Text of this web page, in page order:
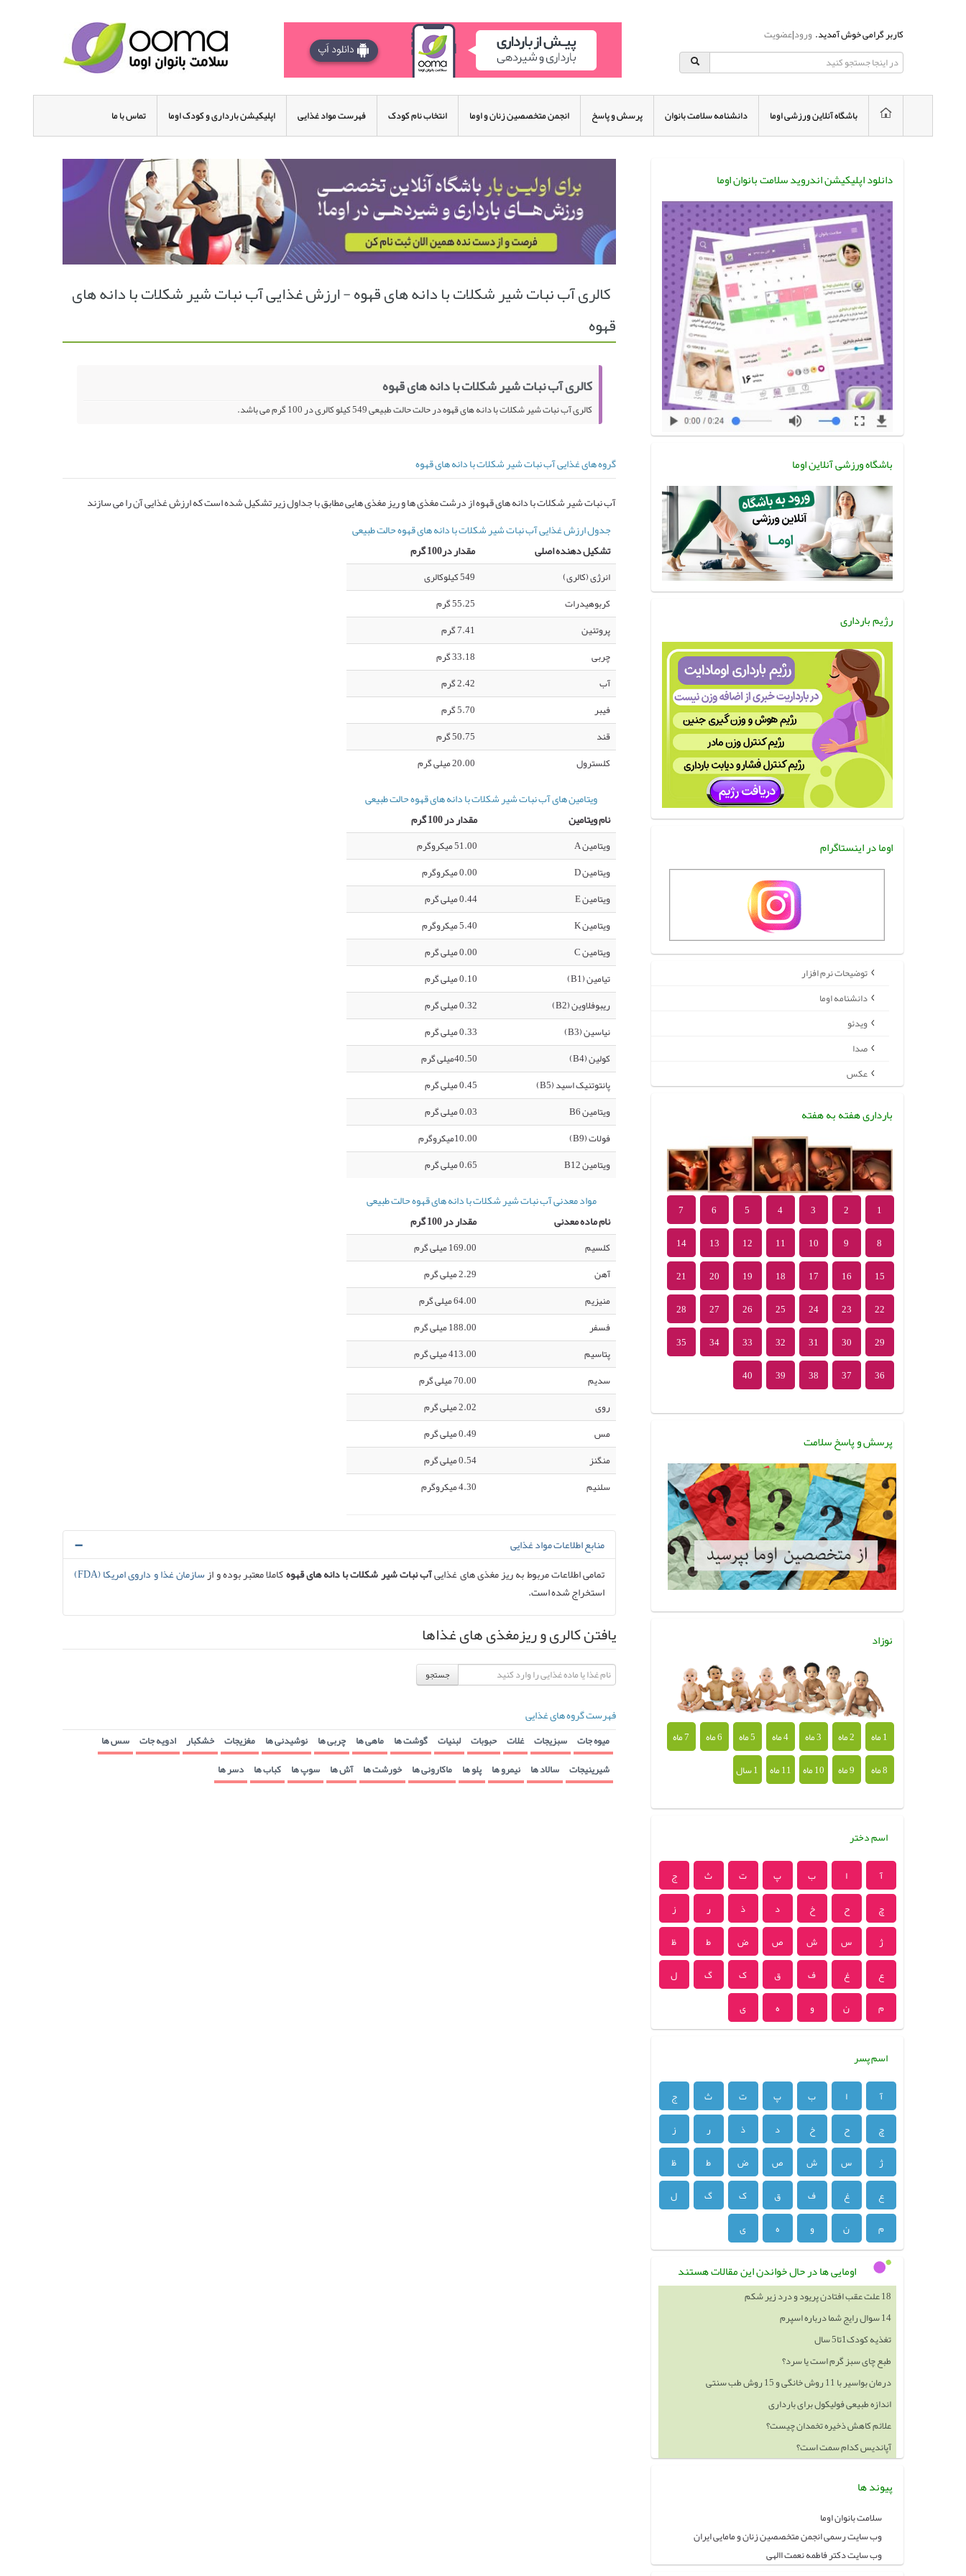
کاربر گرامی خوش آمدید.ورود|عضویت
باشگاه آنلاین ورزشی اوما دانشنامه سلامت بانوان پرسش و پاسخ انجمن متخصصین زنان و اوما انتخاب نام کودک فهرست مواد غذایی اپلیکیشن بارداری و کودک اوما تماس با ما
کالری آب نبات شیر شکلات با دانه های قهوه - ارزش غذایی آب نبات شیر شکلات با دانه های
قهوه
کالری آب نبات شیر شکلات با دانه های قهوه
کالری آب نبات شیر شکلات با دانه های قهوه در حالت حالت طبیعی 549 کیلو کالری در 100 گرم می باشد.
گروه های غذایی آب نبات شیر شکلات با دانه های قهوه
آب نبات شیر شکلات با دانه های قهوه از درشت مغذی ها و ریز مغذی هایی مطابق با جداول زیر تشکیل شده است که ارزش غذایی آن را می سازند
جدول ارزش غذایی آب نبات شیر شکلات با دانه های قهوه حالت طبیعی
تشکیل دهنده اصلی
مقدار در100 گرم
انرژی (کالری)
549 کیلوکالری
کربوهیدرات
55.25 گرم
پروتئین
7.41 گرم
چربی
33.18 گرم
آب
2.42 گرم
فیبر
5.70 گرم
قند
50.75 گرم
کلسترول
20.00 میلی گرم
ویتامین های آب نبات شیر شکلات با دانه های قهوه حالت طبیعی
نام ویتامین
مقدار در 100 گرم
ویتامین A
51.00 میکروگرم
ویتامین D
0.00 میکروگرم
ویتامین E
0.44 میلی گرم
ویتامین K
5.40 میکروگرم
ویتامین C
0.00 میلی گرم
تیامین (B1)
0.10 میلی گرم
ریبوفلاوین (B2)
0.32 میلی گرم
نیاسین (B3)
0.33 میلی گرم
کولین (B4)
40.50میلی گرم
پانتوتنیک اسید (B5)
0.45 میلی گرم
ویتامین B6
0.03 میلی گرم
فولات (B9)
10.00میکروگرم
ویتامین B12
0.65 میلی گرم
مواد معدنی آب نبات شیر شکلات با دانه های قهوه حالت طبیعی
نام ماده معدنی
مقدار در 100 گرم
کلسیم
169.00 میلی گرم
آهن
2.29 میلی گرم
منیزیم
64.00 میلی گرم
فسفر
188.00 میلی گرم
پتاسیم
413.00 میلی گرم
سدیم
70.00 میلی گرم
روی
2.02 میلی گرم
مس
0.49 میلی گرم
منگنز
0.54 میلی گرم
سلنیم
4.30 میکروگرم
منابع اطلاعات مواد غذایی
تمامی اطلاعات مربوط به ریز مغذی های غذاییآب نبات شیر شکلات با دانه های قهوهکاملا معتبر بوده و ازسازمان غذا و داروی امریکا (FDA)
استخراج شده است.
یافتن کالری و ریزمغذی های غذاها
جستجو
فهرست گروه های غذایی
میوه جات سبزیجات غلات حبوبات لبنیات گوشت ها ماهی ها چربی ها نوشیدنی ها مغزیجات خشکبار ادویه جات سس ها
شیرینیجات سالاد ها نیمرو ها پلو ها ماکارونی ها خورشت ها آش ها سوپ ها کباب ها دسر ها
دانلود اپلیکیشن اندروید سلامت بانوان اوما
باشگاه ورزشی آنلاین اوما
رژیم بارداری
اوما در اینستاگرام
توضیحات نرم افزار
دانشنامه اوما
ویدئو
صدا
عکس
بارداری هفته به هفته
1
2
3
4
5
6
7
8
9
10
11
12
13
14
15
16
17
18
19
20
21
22
23
24
25
26
27
28
29
30
31
32
33
34
35
36
37
38
39
40
پرسش و پاسخ سلامت
نوزاد
1 ماه 2 ماه 3 ماه 4 ماه 5 ماه 6 ماه
7 ماه
8 ماه
9 ماه 10 ماه 11 ماه 1 سال
اسم دختر
آ ا ب پ ت ث
ج
چ
ح خ د ذ ر
ز
ژ
س ش ص ض ط
ظ
ع
غ ف ق ک گ
ل
م
ن و ه ی
اسم پسر
آ ا ب پ ت ث
ج
چ
ح خ د ذ ر
ز
ژ
س ش ص ض ط
ظ
ع
غ ف ق ک گ
ل
م
ن و ه ی
اومایی ها در حال خواندن این مقالات هستند
18 علت عقب افتادن پریود و درد زیر شکم
14 سوال رایج شما درباره اسپرم
تغذیه کودک1تا5 سال
طبع چای سبز گرم است یا سرد؟
درمان بواسیر با 11 روش خانگی و 15 روش طب سنتی
اندازه طبیعی فولیکول برای بارداری
علائم کاهش ذخیره تخمدان چیست؟
آپاندیس کدام سمت است؟
پیوند ها
سلامت بانوان اوما
وب سایت رسمی انجمن متخصصین زنان و مامایی ایران
وب سایت دکتر فاطمه نعمت االهی